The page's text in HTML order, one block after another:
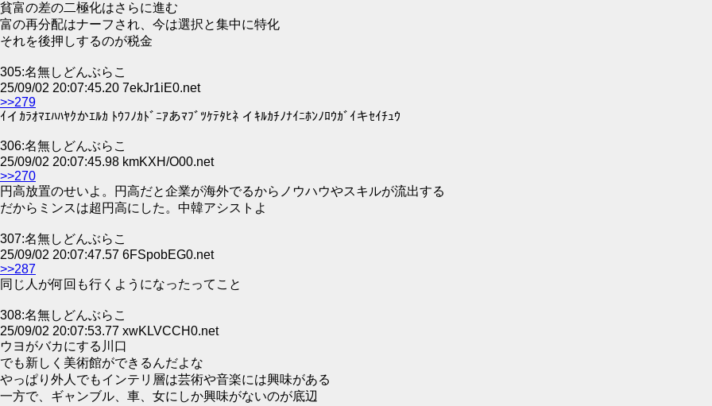
貧富の差の二極化はさらに進む
富の再分配はナーフされ、今は選択と集中に特化
それを後押しするのが税金
305:名無しどんぶらこ
25/09/02 20:07:45.20 7ekJr1iE0.net
>>279
ｲイｶﾗｵﾏｴﾊﾊﾔｸかｴﾙｶ ﾄｳﾌﾉｶﾄﾞﾆｱあﾏﾌﾞﾂｹﾃﾀﾋﾈ イｷﾙｶﾁﾉﾅｲﾆﾎﾝﾉﾛｳｶﾞｲキｾｲﾁｭｳ
306:名無しどんぶらこ
25/09/02 20:07:45.98 kmKXH/O00.net
>>270
円高放置のせいよ。円高だと企業が海外でるからノウハウやスキルが流出する
だからミンスは超円高にした。中韓アシストよ
307:名無しどんぶらこ
25/09/02 20:07:47.57 6FSpobEG0.net
>>287
同じ人が何回も行くようになったってこと
308:名無しどんぶらこ
25/09/02 20:07:53.77 xwKLVCCH0.net
ウヨがバカにする川口
でも新しく美術館ができるんだよな
やっぱり外人でもインテリ層は芸術や音楽には興味がある
一方で、ギャンブル、車、女にしか興味がないのが底辺